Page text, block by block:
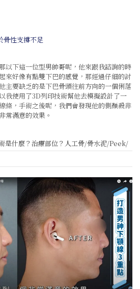
骨性支撐不足
以下這一位型男帥哥呢，他來跟我諮詢的時
來好像有點雙下巴的感覺，那經過仔細的討
主要缺乏的是下巴骨頭往前方向的一個俐落
我使用了3D列印技術幫他去模擬設計了一
條，手術之後呢，我們會發現他的側顏殺非
常滿意的效果。
是什麼？治療部位？人工骨/骨水泥/Peek/